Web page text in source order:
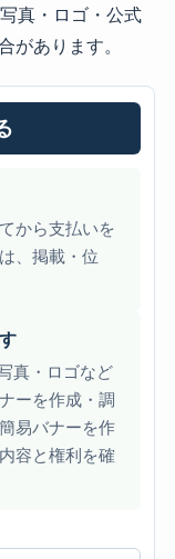
真・ロゴ・公式
があります。
から支払いを
、掲載・位
真・ロゴなど
ーを作成・調
易バナーを作
容と権利を確